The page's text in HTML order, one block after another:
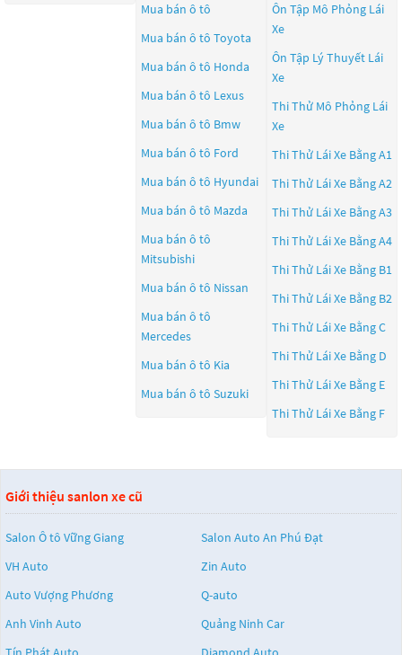
Mua bán ô tô
Mua bán ô tô Toyota
Mua bán ô tô Honda
Mua bán ô tô Lexus
Mua bán ô tô Bmw
Mua bán ô tô Ford
Mua bán ô tô Hyundai
Mua bán ô tô Mazda
Mua bán ô tô
Mitsubishi
Mua bán ô tô Nissan
Mua bán ô tô
Mercedes
Mua bán ô tô Kia
Mua bán ô tô Suzuki
Ôn Tập Mô Phỏng Lái
Xe
Ôn Tập Lý Thuyết Lái
Xe
Thi Thử Mô Phỏng Lái
Xe
Thi Thử Lái Xe Bằng A1
Thi Thử Lái Xe Bằng A2
Thi Thử Lái Xe Bằng A3
Thi Thử Lái Xe Bằng A4
Thi Thử Lái Xe Bằng B1
Thi Thử Lái Xe Bằng B2
Thi Thử Lái Xe Bằng C
Thi Thử Lái Xe Bằng D
Thi Thử Lái Xe Bằng E
Thi Thử Lái Xe Bằng F
Giới thiệu sanlon xe cũ
Salon Ô tô Vững Giang
Salon Auto An Phú Đạt
VH Auto
Zin Auto
Auto Vượng Phương
Q-auto
Anh Vinh Auto
Quảng Ninh Car